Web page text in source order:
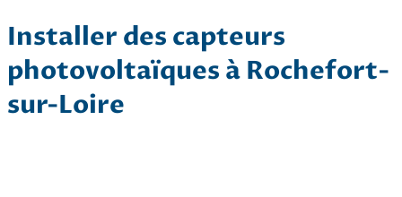
Installer des capteurs
photovoltaïques à Rochefort-
sur-Loire